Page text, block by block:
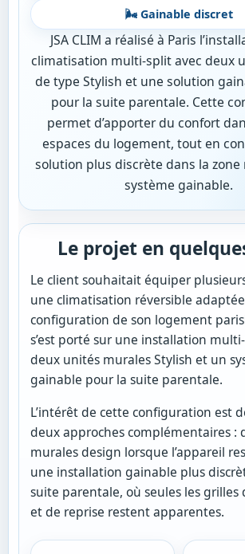
🌬️ Gainable discret
JSA CLIM a réalisé à Paris
climatisation multi-split avec deux
de type Stylish et une solution
pour la suite parentale. Cette
permet d’apporter du confort
espaces du logement, tout en
solution plus discrète dans la
système gainable.
Le projet en
Le client souhaitait équiper
une climatisation réversible
configuration de son logement
s’est porté sur une installation
deux unités murales Stylish et un
gainable pour la suite parentale.
L’intérêt de cette configuration est
deux approches complémentaires :
murales design lorsque l’appareil
une installation gainable plus
suite parentale, où seules les grilles
et de reprise restent apparentes.